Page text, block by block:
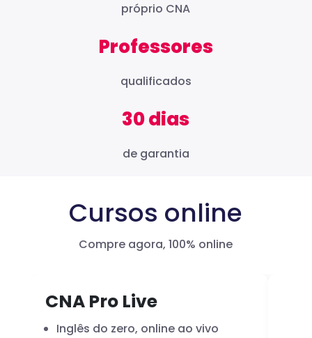
próprio CNA
Professores
qualificados
30 dias
de garantia
Cursos online
Compre agora, 100% online
CNA Pro Live
Inglês do zero, online ao vivo